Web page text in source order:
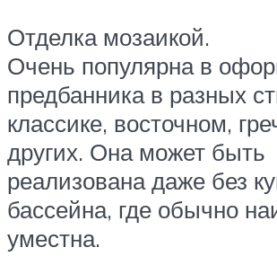
Отделка мозаикой.
Очень популярна в
предбанника в разных
классике, восточном,
других. Она может быть
реализована даже без
бассейна, где обычно
уместна.